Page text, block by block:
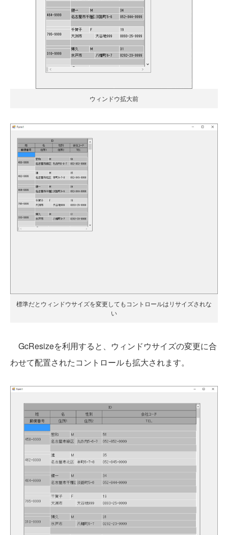
ウィンドウ拡大前
標準だとウィンドウサイズを変更してもコントロールはリサイズされな
い
GcResizeを利用すると、ウィンドウサイズの変更に合
わせて配置されたコントロールも拡大されます。